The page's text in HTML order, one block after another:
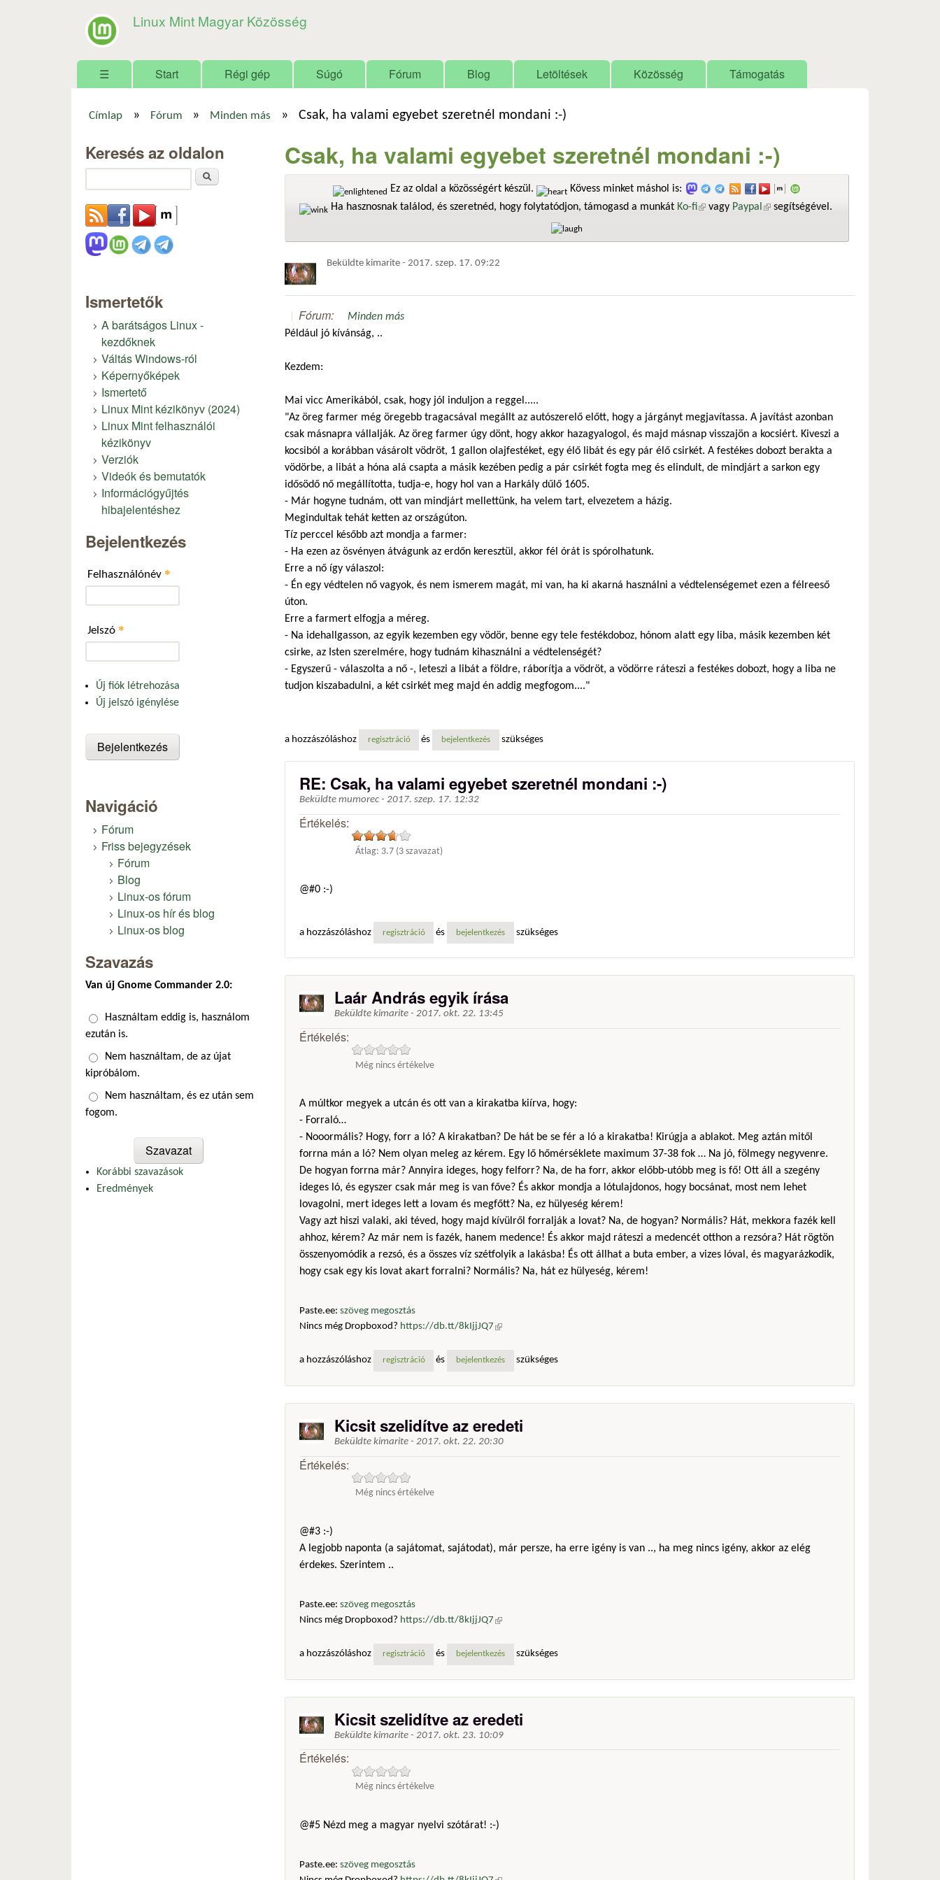
Linux Mint Magyar Közösség
Főmenü
☰ Start Régi gép Súgó Fórum Blog Letöltések Közösség Támogatás
Címlap » Fórum » Minden más » Csak, ha valami egyebet szeretnél mondani :-)
Csak, ha valami egyebet szeretnél mondani :-)
Ez az oldal a közösségért készül.
Kövess minket máshol is:
Ha hasznosnak találod, és szeretnéd, hogy folytatódjon, támogasd a munkát Ko-fi(külső hivatkozás)
vagy Paypal (külső hivatkozás)
segítségével.
Beküldte kimarite - 2017. szep. 17. 09:22
Fórum:
Minden más
Például jó kívánság, ..
Kezdem:
Mai vicc Amerikából, csak, hogy jól induljon a reggel.....
"Az öreg farmer még öregebb tragacsával megállt az autószerelő előtt, hogy a járgányt megjavítassa. A javítást azonban
csak másnapra vállalják. Az öreg farmer úgy dönt, hogy akkor hazagyalogol, és majd másnap visszajön a kocsiért. Kiveszi a
kocsiból a korábban vásárolt vödröt, 1 gallon olajfestéket, egy élő libát és egy pár élő csirkét. A festékes dobozt berakta a
vödörbe, a libát a hóna alá csapta a másik kezében pedig a pár csirkét fogta meg és elindult, de mindjárt a sarkon egy
idősödő nő megállította, tudja-e, hogy hol van a Harkály dűlő 1605.
- Már hogyne tudnám, ott van mindjárt mellettünk, ha velem tart, elvezetem a házig.
Megindultak tehát ketten az országúton.
Tíz perccel később azt mondja a farmer:
- Ha ezen az ösvényen átvágunk az erdőn keresztül, akkor fél órát is spórolhatunk.
Erre a nő így válaszol:
- Én egy védtelen nő vagyok, és nem ismerem magát, mi van, ha ki akarná használni a védtelenségemet ezen a félreeső
úton.
Erre a farmert elfogja a méreg.
- Na idehallgasson, az egyik kezemben egy vödör, benne egy tele festékdoboz, hónom alatt egy liba, másik kezemben két
csirke, az Isten szerelmére, hogy tudnám kihasználni a védtelenségét?
- Egyszerű - válaszolta a nő -, leteszi a libát a földre, ráborítja a vödröt, a vödörre ráteszi a festékes dobozt, hogy a liba ne
tudjon kiszabadulni, a két csirkét meg majd én addig megfogom...."
a hozzászóláshoz regisztráció és bejelentkezés szükséges
RE: Csak, ha valami egyebet szeretnél mondani :-)
Beküldte mumorec - 2017. szep. 17. 12:32
Értékelés:
Átlag: 3.7 (3 szavazat)
@#0 :-)
a hozzászóláshoz regisztráció és bejelentkezés szükséges
Laár András egyik írása
Beküldte kimarite - 2017. okt. 22. 13:45
Értékelés:
Még nincs értékelve
A múltkor megyek a utcán és ott van a kirakatba kiírva, hogy:
- Forraló…
- Nooormális? Hogy, forr a ló? A kirakatban? De hát be se fér a ló a kirakatba! Kirúgja a ablakot. Meg aztán mitől
forrna mán a ló? Nem olyan meleg az kérem. Egy lő hőmérséklete maximum 37-38 fok … Na jó, fölmegy negyvenre.
De hogyan forrna már? Annyira ideges, hogy felforr? Na, de ha forr, akkor előbb-utóbb meg is fő! Ott áll a szegény
ideges ló, és egyszer csak már meg is van főve? És akkor mondja a lótulajdonos, hogy bocsánat, most nem lehet
lovagolni, mert ideges lett a lovam és megfőtt? Na, ez hülyeség kérem!
Vagy azt hiszi valaki, aki téved, hogy majd kívülről forralják a lovat? Na, de hogyan? Normális? Hát, mekkora fazék kell
ahhoz, kérem? Az már nem is fazék, hanem medence! És akkor majd ráteszi a medencét otthon a rezsóra? Hát rögtön
összenyomódik a rezsó, és a összes víz szétfolyik a lakásba! És ott állhat a buta ember, a vizes lóval, és magyarázkodik,
hogy csak egy kis lovat akart forralni? Normális? Na, hát ez hülyeség, kérem!
Paste.ee: szöveg megosztás
Nincs még Dropboxod? https://db.tt/8kIjjJQ7 (külső hivatkozás)
a hozzászóláshoz regisztráció és bejelentkezés szükséges
Kicsit szelidítve az eredeti
Beküldte kimarite - 2017. okt. 22. 20:30
Értékelés:
Még nincs értékelve
@#3 :-)
A legjobb naponta (a sajátomat, sajátodat), már persze, ha erre igény is van .., ha meg nincs igény, akkor az elég
érdekes. Szerintem ..
Paste.ee: szöveg megosztás
Nincs még Dropboxod? https://db.tt/8kIjjJQ7 (külső hivatkozás)
a hozzászóláshoz regisztráció és bejelentkezés szükséges
Kicsit szelidítve az eredeti
Beküldte kimarite - 2017. okt. 23. 10:09
Értékelés:
Még nincs értékelve
@#5 Nézd meg a magyar nyelvi szótárat! :-)
Paste.ee: szöveg megosztás
Keresés az oldalon
Ismertetők
A barátságos Linux -
kezdőknek
Váltás Windows-ról
Képernyőképek
Ismertető
Linux Mint kézikönyv (2024)
Linux Mint felhasználói
kézikönyv
Verziók
Videók és bemutatók
Információgyűjtés
hibajelentéshez
Bejelentkezés
Felhasználónév *
Jelszó *
Új fiók létrehozása
Új jelszó igénylése
Navigáció
Fórum
Friss bejegyzések
Fórum
Blog
Linux-os fórum
Linux-os hír és blog
Linux-os blog
Szavazás
Van új Gnome Commander 2.0:
Választások
Használtam eddig is, használom
ezután is.
Nem használtam, de az újat
kipróbálom.
Nem használtam, és ez után sem
fogom.
Korábbi szavazások
Eredmények